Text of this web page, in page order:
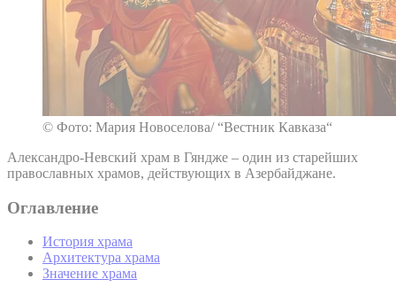
© Фото: Мария Новоселова/ “Вестник Кавказа“
Александро-Невский храм в Гяндже – один из старейших
православных храмов, действующих в Азербайджане.
Оглавление
История храма
Архитектура храма
Значение храма